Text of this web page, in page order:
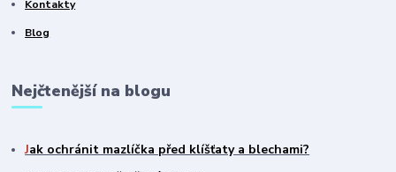
Kontakty
Blog
Nejčtenější na blogu
Jak ochránit mazlíčka před klíšťaty a blechami?